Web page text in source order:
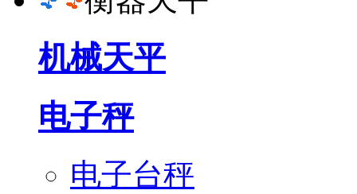
机械天平
电子秤
电子台秤